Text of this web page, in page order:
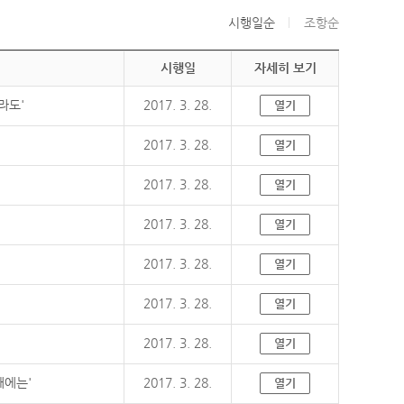
시행일순 조항순
시행일 자세히 보기
도' 2017. 3. 28. 열기
2017. 3. 28. 열기
2017. 3. 28. 열기
2017. 3. 28. 열기
2017. 3. 28. 열기
2017. 3. 28. 열기
2017. 3. 28. 열기
에는' 2017. 3. 28. 열기